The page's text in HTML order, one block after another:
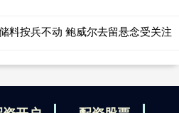
料按兵不动 鲍威尔去留悬念受关注